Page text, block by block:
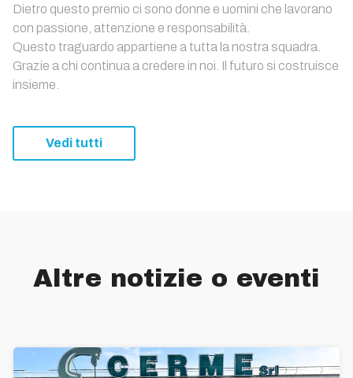
Dietro questo premio ci sono donne e uomini che lavorano
con passione, attenzione e responsabilità.
Questo traguardo appartiene a tutta la nostra squadra.
Grazie a chi continua a credere in noi. Il futuro si costruisce
insieme.
Vedi tutti
Altre notizie o eventi